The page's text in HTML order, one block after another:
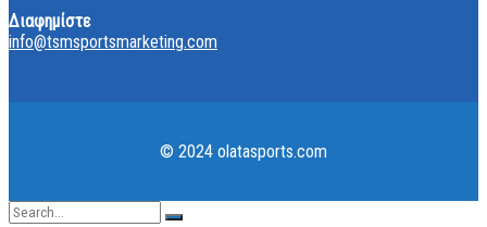
Διαφημίστε
info@tsmsportsmarketing.com
© 2024 olatasports.com